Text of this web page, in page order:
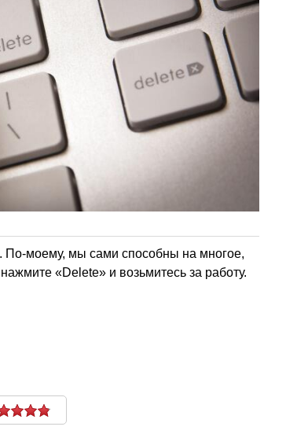
моему, мы сами способны на многое,
«Delete» и возьмитесь за работу.